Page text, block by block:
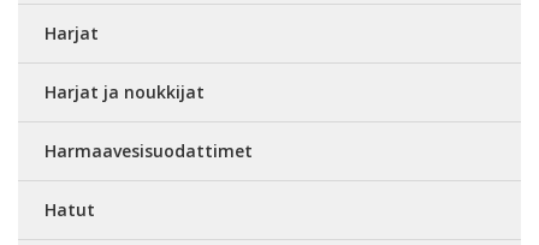
Harjat
Harjat ja noukkijat
Harmaavesisuodattimet
Hatut